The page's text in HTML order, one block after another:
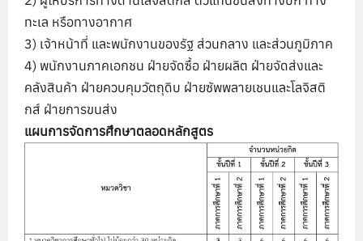
ทะเล หรือทางอากาศ
3) เจ้าหน้าที่ และพนักงานของรัฐ ส่วนกลาง และส่วนภูมิภาค
4) พนักงานภาคเอกชน ฝ่ายจัดซื้อ ฝ่ายผลิต ฝ่ายจัดส่งและ
คลังสินค้า ฝ่ายควบคุมวัตถุดิบ ฝ่ายซัพพลายเชนและโลจิสติ
กส์ ฝ่ายการขนส่ง
แผนการจัดการศึกษาตลอดหลักสูตร